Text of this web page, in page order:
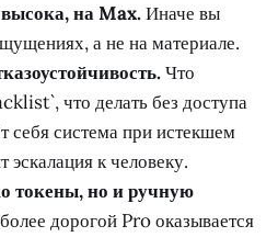
на Max.Иначе вы
а не на материале.
Что
что делать без доступа
себя система при истекшем
эскалация к человеку.
токены, но и ручную
дорогой Pro оказывается